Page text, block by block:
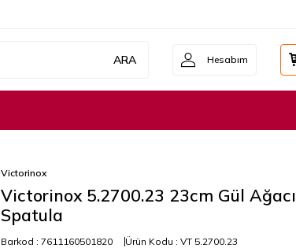
ARA Hesabım
Victorinox
Victorinox 5.2700.23 23cm Gül
Spatula
Barkod : 7611160501820 Ürün Kodu : VT 5.2700.23